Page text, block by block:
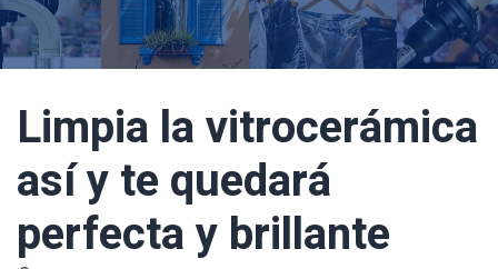
Limpia la vitrocerámica
así y te quedará
perfecta y brillante